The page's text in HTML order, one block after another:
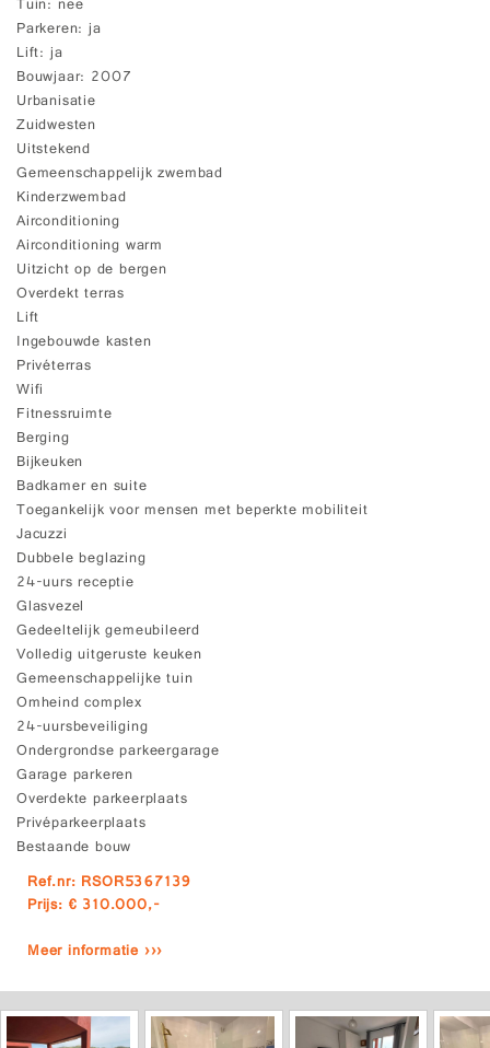
Tuin nee
Parkeren ja
Lift ja
Bouwjaar 2007
Urbanisatie
Zuidwesten
Uitstekend
Gemeenschappelijk zwembad
Kinderzwembad
Airconditioning
Airconditioning warm
Uitzicht op de bergen
Overdekt terras
Lift
Ingebouwde kasten
Privéterras
Wifi
Fitnessruimte
Berging
Bijkeuken
Badkamer en suite
Toegankelijk voor mensen met beperkte mobiliteit
Jacuzzi
Dubbele beglazing
24-uurs receptie
Glasvezel
Gedeeltelijk gemeubileerd
Volledig uitgeruste keuken
Gemeenschappelijke tuin
Omheind complex
24-uursbeveiliging
Ondergrondse parkeergarage
Garage parkeren
Overdekte parkeerplaats
Privéparkeerplaats
Bestaande bouw
Ref.nr: RSOR5367139
Prijs: € 310.000,-
Meer informatie ›››